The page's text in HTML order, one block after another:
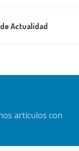
Actualidad
artículos con